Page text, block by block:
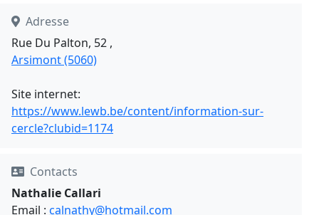
Adresse
Rue Du Palton, 52 ,
Arsimont (5060)
Site internet:
https://www.lewb.be/content/information-sur-
cercle?clubid=1174
Contacts
Nathalie Callari
Email : calnathy@hotmail.com